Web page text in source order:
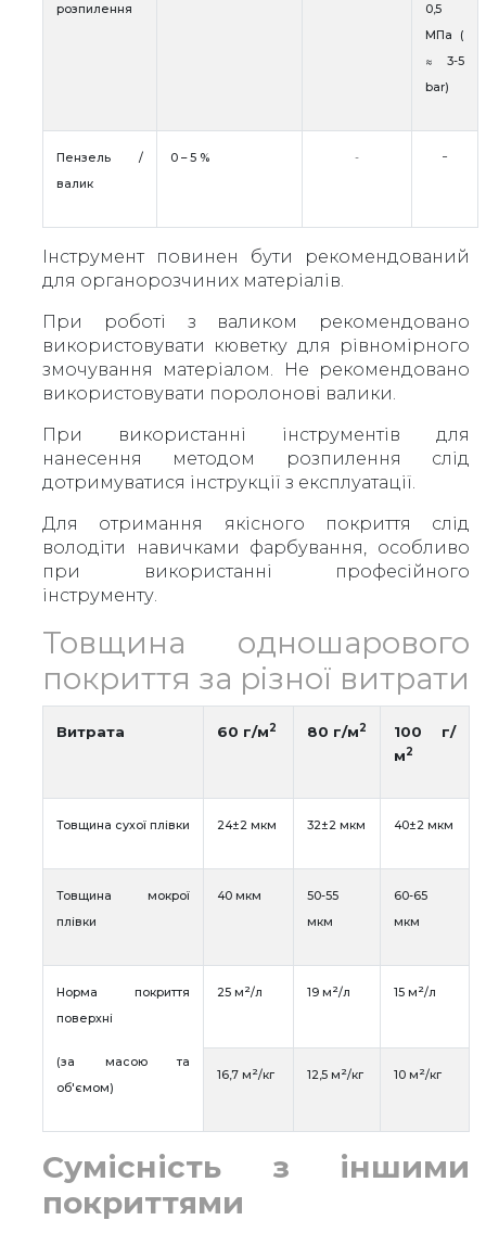
розпилення
0,5
МПа (
≈ 3-5
bar)
Пензель /
валик
0 – 5 % - -
Інструмент повинен бути рекомендований
для органорозчиних матеріалів.
При роботі з валиком рекомендовано
використовувати кюветку для рівномірного
змочування матеріалом. Не рекомендовано
використовувати поролонові валики.
При використанні інструментів для
нанесення методом розпилення слід
дотримуватися інструкції з експлуатації.
Для отримання якісного покриття слід
володіти навичками фарбування, особливо
при використанні професійного
інструменту.
Товщина одношарового
покриття за різної витрати
Витрата 60 г/м2 80 г/м2
100 г/
м2
Товщина сухої плівки 24±2 мкм 32±2 мкм 40±2 мкм
Товщина мокрої
плівки
40 мкм
50-55
мкм
60-65
мкм
Норма покриття
поверхні
(за масою та
об'ємом)
25 м 2/л 19 м 2/л 15 м 2/л
16,7 м 2/кг 12,5 м 2/кг 10 м 2/кг
Сумісність з іншими
покриттями